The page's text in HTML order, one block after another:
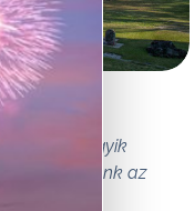
a világ egyik
Tartson velünk az